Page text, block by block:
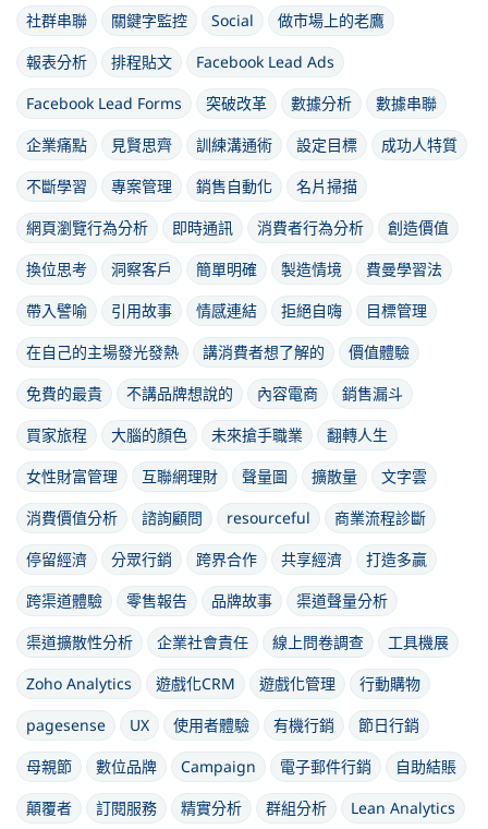
社群串聯
關鍵字監控 Social
做市場上的老鷹
報表分析
排程貼文
Facebook Lead Ads
Facebook Lead Forms
突破改革 數據分析
數據串聯
企業痛點
見賢思齊 訓練溝通術 設定目標
成功人特質
不斷學習
專案管理 銷售自動化
名片掃描
網頁瀏覽行為分析
即時通訊 消費者行為分析
創造價值
換位思考
洞察客戶 簡單明確 製造情境
費曼學習法
帶入譬喻
引用故事 情感連結 拒絕自嗨
目標管理
在自己的主場發光發熱
講消費者想了解的
價值體驗
免費的最貴
不講品牌想說的 內容電商
銷售漏斗
買家旅程
大腦的顏色 未來搶手職業
翻轉人生
女性財富管理
互聯網理財 聲量圖 擴散量
文字雲
消費價值分析
諮詢顧問 resourceful
商業流程診斷
停留經濟
分眾行銷 跨界合作 共享經濟
打造多贏
跨渠道體驗
零售報告 品牌故事
渠道聲量分析
渠道擴散性分析
企業社會責任 線上問卷調查
工具機展
Zoho Analytics
遊戲化CRM 遊戲化管理
行動購物
pagesense
UX 使用者體驗 有機行銷
節日行銷
母親節
數位品牌 Campaign 電子郵件行銷
自助結賬
顛覆者
訂閱服務 精實分析 群組分析
Lean Analytics